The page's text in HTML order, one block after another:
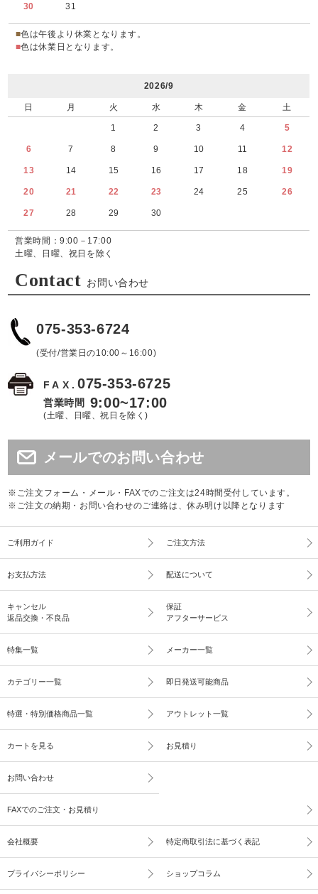
30 31
■色は午後より休業となります。
■色は休業日となります。
2026/9
日 月 火 水 木 金 土
1 2 3 4 5
6 7 8 9 10 11 12
13 14 15 16 17 18 19
20 21 22 23 24 25 26
27 28 29 30
営業時間：9:00－17:00
土曜、日曜、祝日を除く
Contact お問い合わせ
075-353-6724
(受付/営業日の10:00～16:00)
FAX.075-353-6725
営業時間 9:00~17:00
(土曜、日曜、祝日を除く)
メールでのお問い合わせ
※ご注文フォーム・メール・FAXでのご注文は24時間受付しています。
※ご注文の納期・お問い合わせのご連絡は、休み明け以降となります
ご利用ガイド ご注文方法
お支払方法 配送について
キャンセル
返品交換・不良品
保証
アフターサービス
特集一覧 メーカー一覧
カテゴリー一覧 即日発送可能商品
特選・特別価格商品一覧 アウトレット一覧
カートを見る お見積り
お問い合わせ
FAXでのご注文・お見積り
会社概要 特定商取引法に基づく表記
プライバシーポリシー ショップコラム